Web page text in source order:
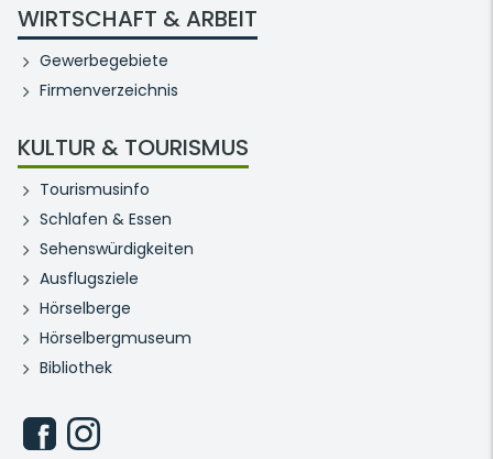
WIRTSCHAFT & ARBEIT
Gewerbegebiete
Firmenverzeichnis
KULTUR & TOURISMUS
Tourismusinfo
Schlafen & Essen
Sehenswürdigkeiten
Ausflugsziele
Hörselberge
Hörselbergmuseum
Bibliothek